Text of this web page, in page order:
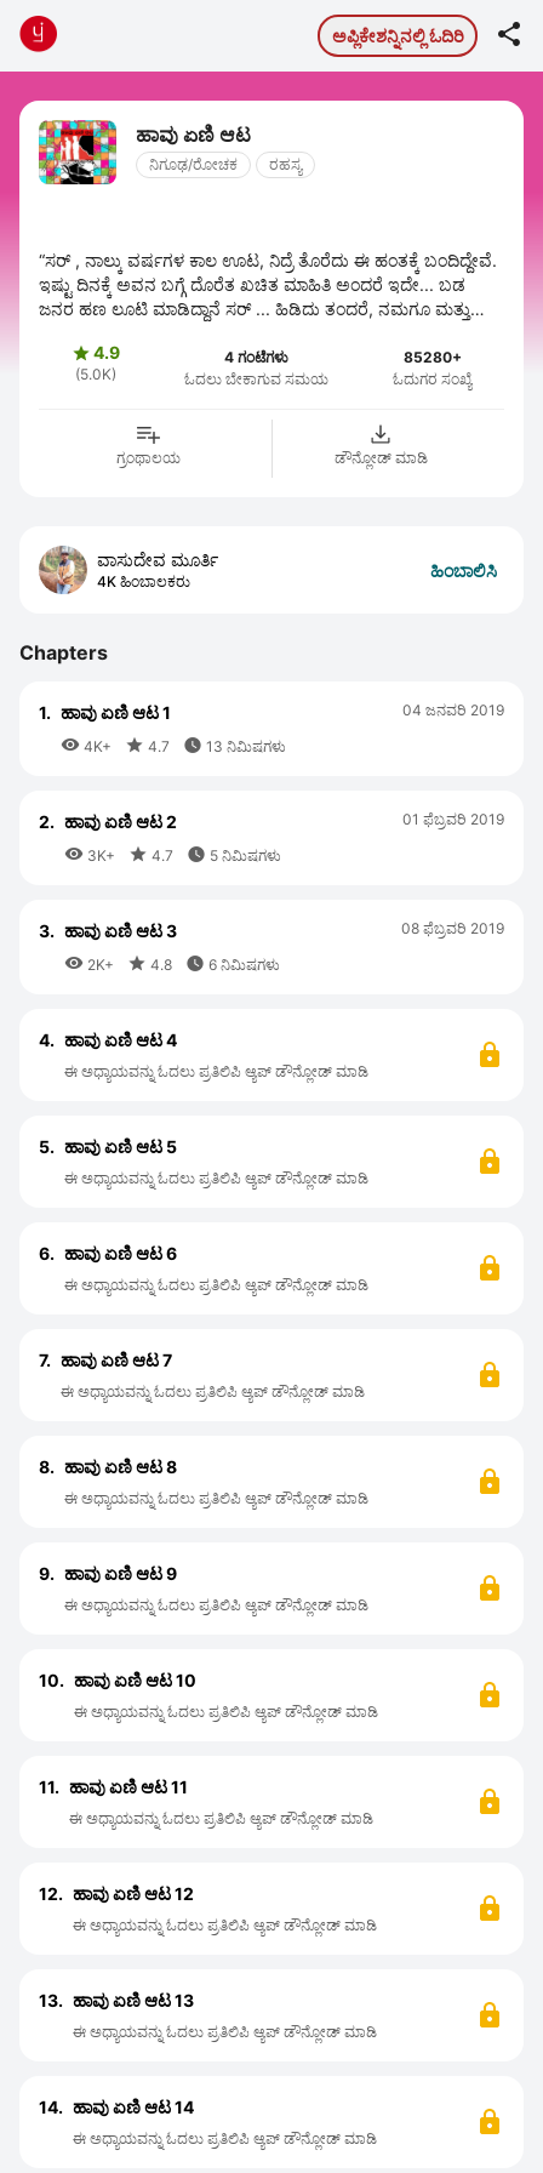
ಅಪ್ಲಿಕೇಶನ್ನಿನಲ್ಲಿ ಓದಿರಿ 
ಹಾವು ಏಣಿ ಆಟ
ನಿಗೂಢ/ರೋಚಕ ರಹಸ್ಯ
“ಸರ್ , ನಾಲ್ಕು ವರ್ಷಗಳ ಕಾಲ ಊಟ, ನಿದ್ರೆ ತೊರೆದು ಈ ಹಂತಕ್ಕೆ ಬಂದಿದ್ದೇವೆ.
ಇಷ್ಟು ದಿನಕ್ಕೆ ಅವನ ಬಗ್ಗೆ ದೊರೆತ ಖಚಿತ ಮಾಹಿತಿ ಅಂದರೆ ಇದೇ... ಬಡ
ಜನರ ಹಣ ಲೂಟಿ ಮಾಡಿದ್ದಾನೆ ಸರ್ ... ಹಿಡಿದು ತಂದರೆ, ನಮಗೂ ಮತ್ತು
4.9
(5.0K)
4 ಗಂಟೆಗಳು
ಓದಲು ಬೇಕಾಗುವ ಸಮಯ
85280+
ಓದುಗರ ಸಂಖ್ಯೆ
ಗ್ರಂಥಾಲಯ ಡೌನ್ಲೋಡ್ ಮಾಡಿ
ವಾಸುದೇವ ಮೂರ್ತಿ
4K ಹಿಂಬಾಲಕರು
ಹಿಂಬಾಲಿಸಿ
Chapters
1. ಹಾವು ಏಣಿ ಆಟ 1
 4K+  4.7  13 ನಿಮಿಷಗಳು
04 ಜನವರಿ 2019
2. ಹಾವು ಏಣಿ ಆಟ 2
 3K+  4.7  5 ನಿಮಿಷಗಳು
01 ಫೆಬ್ರವರಿ 2019
3. ಹಾವು ಏಣಿ ಆಟ 3
 2K+  4.8  6 ನಿಮಿಷಗಳು
08 ಫೆಬ್ರವರಿ 2019
4. ಹಾವು ಏಣಿ ಆಟ 4
ಈ ಅಧ್ಯಾಯವನ್ನು ಓದಲು ಪ್ರತಿಲಿಪಿ ಆ್ಯಪ್ ಡೌನ್ಲೋಡ್ ಮಾಡಿ
5. ಹಾವು ಏಣಿ ಆಟ 5
ಈ ಅಧ್ಯಾಯವನ್ನು ಓದಲು ಪ್ರತಿಲಿಪಿ ಆ್ಯಪ್ ಡೌನ್ಲೋಡ್ ಮಾಡಿ
6. ಹಾವು ಏಣಿ ಆಟ 6
ಈ ಅಧ್ಯಾಯವನ್ನು ಓದಲು ಪ್ರತಿಲಿಪಿ ಆ್ಯಪ್ ಡೌನ್ಲೋಡ್ ಮಾಡಿ
7. ಹಾವು ಏಣಿ ಆಟ 7
ಈ ಅಧ್ಯಾಯವನ್ನು ಓದಲು ಪ್ರತಿಲಿಪಿ ಆ್ಯಪ್ ಡೌನ್ಲೋಡ್ ಮಾಡಿ
8. ಹಾವು ಏಣಿ ಆಟ 8
ಈ ಅಧ್ಯಾಯವನ್ನು ಓದಲು ಪ್ರತಿಲಿಪಿ ಆ್ಯಪ್ ಡೌನ್ಲೋಡ್ ಮಾಡಿ
9. ಹಾವು ಏಣಿ ಆಟ 9
ಈ ಅಧ್ಯಾಯವನ್ನು ಓದಲು ಪ್ರತಿಲಿಪಿ ಆ್ಯಪ್ ಡೌನ್ಲೋಡ್ ಮಾಡಿ
10. ಹಾವು ಏಣಿ ಆಟ 10
ಈ ಅಧ್ಯಾಯವನ್ನು ಓದಲು ಪ್ರತಿಲಿಪಿ ಆ್ಯಪ್ ಡೌನ್ಲೋಡ್ ಮಾಡಿ
11. ಹಾವು ಏಣಿ ಆಟ 11
ಈ ಅಧ್ಯಾಯವನ್ನು ಓದಲು ಪ್ರತಿಲಿಪಿ ಆ್ಯಪ್ ಡೌನ್ಲೋಡ್ ಮಾಡಿ
12. ಹಾವು ಏಣಿ ಆಟ 12
ಈ ಅಧ್ಯಾಯವನ್ನು ಓದಲು ಪ್ರತಿಲಿಪಿ ಆ್ಯಪ್ ಡೌನ್ಲೋಡ್ ಮಾಡಿ
13. ಹಾವು ಏಣಿ ಆಟ 13
ಈ ಅಧ್ಯಾಯವನ್ನು ಓದಲು ಪ್ರತಿಲಿಪಿ ಆ್ಯಪ್ ಡೌನ್ಲೋಡ್ ಮಾಡಿ
14. ಹಾವು ಏಣಿ ಆಟ 14
ಈ ಅಧ್ಯಾಯವನ್ನು ಓದಲು ಪ್ರತಿಲಿಪಿ ಆ್ಯಪ್ ಡೌನ್ಲೋಡ್ ಮಾಡಿ